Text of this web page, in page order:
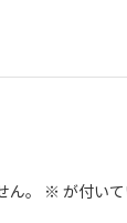
。 ※ が付い